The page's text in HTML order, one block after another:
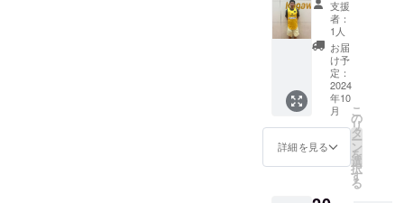
応いた
しかね
ますの
で、何
卒ご了
承くだ
さい。
※選手実
着用の
もので
はあり
ませ
ん。 ※
ご支援
確定後
の返
金・
イン入
りリ
バーシ
ブル】
選手が
練習中
に使用
してい
るもの
と同じ
デザイ
ンのリ
支援
者：
1人
お届
け予
定：
2024
年10
月
詳細を見る
こ
の
リ
タ
ー
ン
を
選
択
す
る